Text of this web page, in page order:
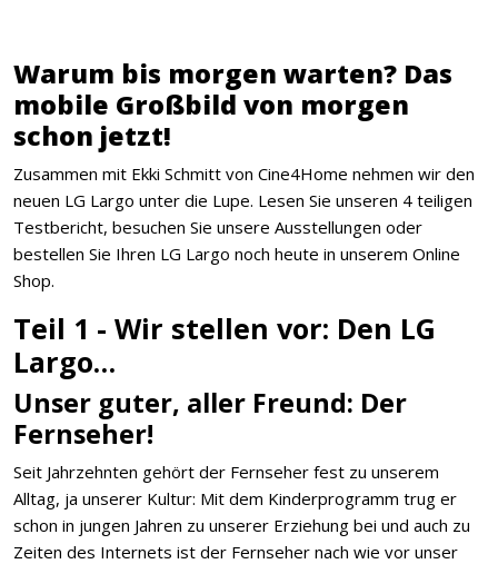
Warum bis morgen warten? Das
mobile Großbild von morgen
schon jetzt!
Zusammen mit Ekki Schmitt von Cine4Home nehmen wir den
neuen LG Largo unter die Lupe. Lesen Sie unseren 4 teiligen
Testbericht, besuchen Sie unsere Ausstellungen oder
bestellen Sie Ihren LG Largo noch heute in unserem Online
Shop.
Teil 1 - Wir stellen vor: Den LG
Largo…
Unser guter, aller Freund: Der
Fernseher!
Seit Jahrzehnten gehört der Fernseher fest zu unserem
Alltag, ja unserer Kultur: Mit dem Kinderprogramm trug er
schon in jungen Jahren zu unserer Erziehung bei und auch zu
Zeiten des Internets ist der Fernseher nach wie vor unser